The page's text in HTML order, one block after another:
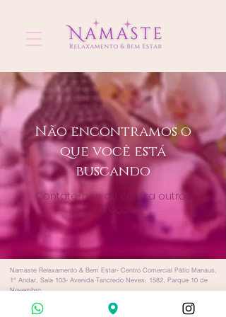
Não encontramos o
que você está
buscando
Contate-nos ou confira outros
serviços
Namaste Relaxamento & Bem Estar- Centro Comercial Pátio Manaus,
1° Andar, Sala 103- Avenida Tancredo Neves, 1582, Parque 10 de
Novembro